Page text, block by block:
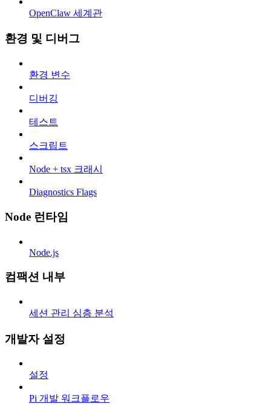
OpenClaw 세계관
환경 및 디버그
환경 변수
디버깅
테스트
스크립트
Node + tsx 크래시
Diagnostics Flags
Node 런타임
Node.js
컴팩션 내부
세션 관리 심층 분석
개발자 설정
설정
Pi 개발 워크플로우